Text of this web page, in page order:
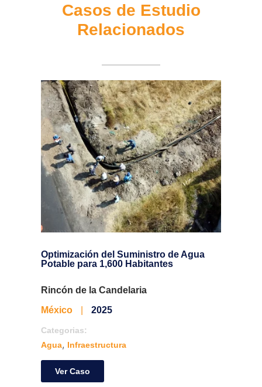
Casos de Estudio
Relacionados
Optimización del Suministro de Agua
Potable para 1,600 Habitantes
Rincón de la Candelaria
México
2025
Categorias:
Agua, Infraestructura
Ver Caso